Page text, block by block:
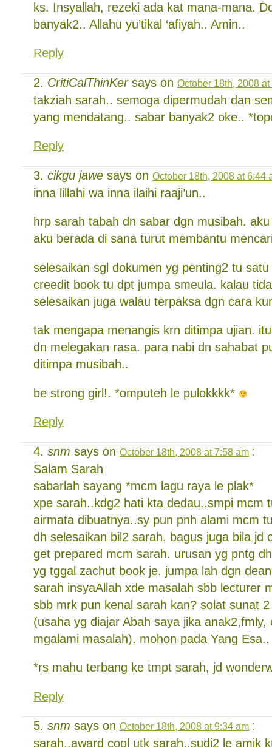
ks. Insyallah, rezeki ada kat mana-mana.
banyak2.. Allahu yu’tikal ‘afiyah.. Amin..
Reply
CritiCalThinKersays on October 18th, 2008
takziah sarah.. semoga dipermudah dan
yang mendatang.. sabar banyak2 oke..
Reply
cikgu jawe says on October 18th, 2008 at 6:44
inna lillahi wa inna ilaihi raaji’un..
hrp sarah tabah dn sabar dgn musibah.
aku berada di sana turut membantu
selesaikan sgl dokumen yg penting2 tu
creedit book tu dpt jumpa smeula. kalau
selesaikan juga walau terpaksa dgn cara
tak mengapa menangis krn ditimpa ujian.
dn melegakan rasa. para nabi dn sahabat
ditimpa musibah..
be strong girl!. *omputeh le pulokkkk*
Reply
snm says on October 18th, 2008 at 7:58 am :
Salam Sarah
sabarlah sayang *mcm lagu raya le plak*
xpe sarah..kdg2 hati kta dedau..smpi mcm
airmata dibuatnya..sy pun pnh alami mcm
dh selesaikan bil2 sarah. bagus juga bila jd
get prepared mcm sarah. urusan yg pntg
yg tggal zachut book je. jumpa lah dgn
sarah insyaAllah xde masalah sbb lecturer
sbb mrk pun kenal sarah kan? solat sunat
(usaha yg diajar Abah saya jika anak2,fmly,
mgalami masalah). mohon pada Yang Esa..
*rs mahu terbang ke tmpt sarah, jd
Reply
snm says on October 18th, 2008 at 9:34 am :
sarah..award cool utk sarah..sudi2 le amik